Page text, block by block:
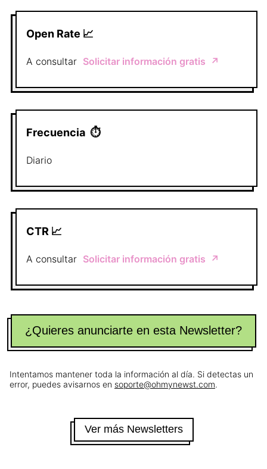
Open Rate 📈
A consultar Solicitar información gratis ↗️
Frecuencia ⏱
Diario
CTR 📈
A consultar Solicitar información gratis ↗️
¿Quieres anunciarte en esta Newsletter?
Intentamos mantener toda la información al día. Si detectas un
error, puedes avisarnos en soporte@ohmynewst.com.
Ver más Newsletters